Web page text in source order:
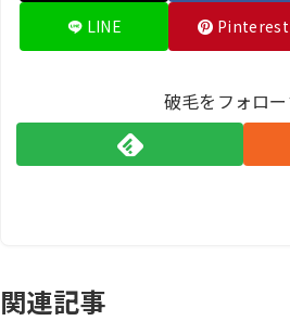
LINE Pinterest
破毛をフォロ
関連記事